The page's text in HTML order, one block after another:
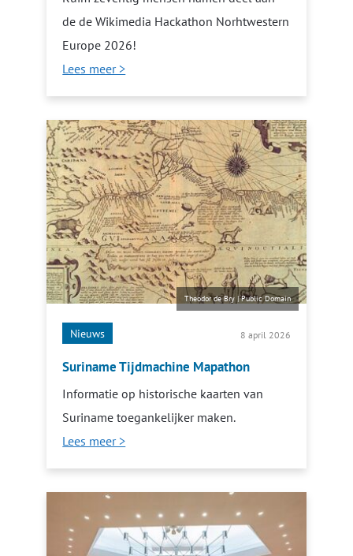
de de Wikimedia Hackathon Norhtwestern
Europe 2026!
Lees meer >
Theodor de Bry|Public Domain
Nieuws 8 april 2026
Suriname Tijdmachine Mapathon
Informatie op historische kaarten van
Suriname toegankelijker maken.
Lees meer >